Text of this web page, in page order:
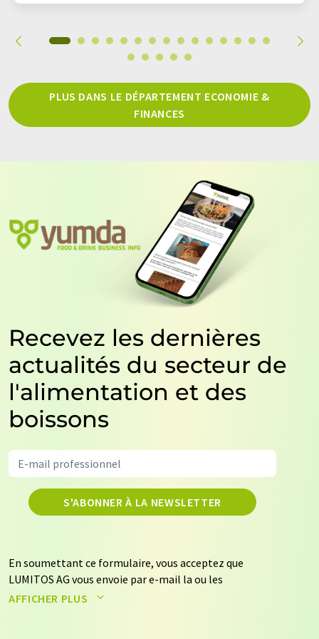
PLUS DANS LE DÉPARTEMENT ECONOMIE &
FINANCES
Recevez les dernières
actualités du secteur de
l'alimentation et des
boissons
S'ABONNER À LA NEWSLETTER
En soumettant ce formulaire, vous acceptez que
LUMITOS AG vous envoie par e-mail la ou les
newsletters sélectionnées ci-dessus. Vos données ne
AFFICHER PLUS